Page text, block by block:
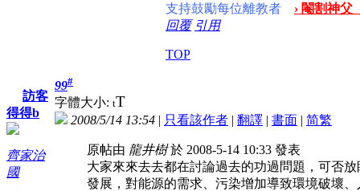
支持鼓勵每位離教者
› 閹割神
回覆 引用
TOP
訪客
得得b
齊家治
國
99#
字體大小: tT
2008/5/14 13:54 | 只看該作者 | 翻譯 | 書面 | 简繁
原帖由 龍井樹於 2008-5-14 10:33 發表
大家來來去去都在討論過去的功過問題，可否
發展，對能源的需求、污染增加導致環境破壞